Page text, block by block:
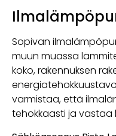
Sopivan
muun muassa
koko, rakennuksen
varmistaa, että
tehokkaasti ja vastaa